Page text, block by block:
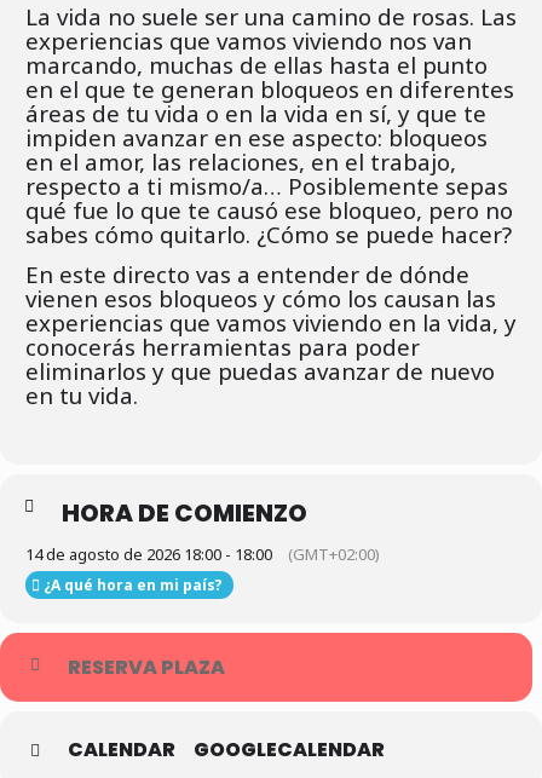
La vida no suele ser una camino de rosas. Las
experiencias que vamos viviendo nos van
marcando, muchas de ellas hasta el punto
en el que te generan bloqueos en diferentes
áreas de tu vida o en la vida en sí, y que te
impiden avanzar en ese aspecto: bloqueos
en el amor, las relaciones, en el trabajo,
respecto a ti mismo/a… Posiblemente sepas
qué fue lo que te causó ese bloqueo, pero no
sabes cómo quitarlo. ¿Cómo se puede hacer?
En este directo vas a entender de dónde
vienen esos bloqueos y cómo los causan las
experiencias que vamos viviendo en la vida, y
conocerás herramientas para poder
eliminarlos y que puedas avanzar de nuevo
en tu vida.
HORA DE COMIENZO
14 de agosto de 2026 18:00 - 18:00 (GMT+02:00)
¿A qué hora en mi país?
RESERVA PLAZA
CALENDAR GOOGLECALENDAR